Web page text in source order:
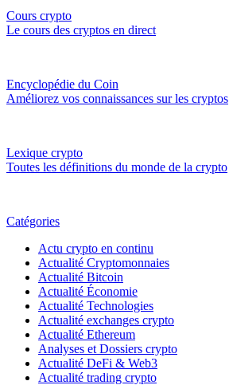
Cours crypto
Le cours des cryptos en direct
Encyclopédie du Coin
Améliorez vos connaissances sur les cryptos
Lexique crypto
Toutes les définitions du monde de la crypto
Catégories
Actu crypto en continu
Actualité Cryptomonnaies
Actualité Bitcoin
Actualité Économie
Actualité Technologies
Actualité exchanges crypto
Actualité Ethereum
Analyses et Dossiers crypto
Actualité DeFi & Web3
Actualité trading crypto